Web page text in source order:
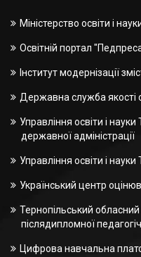
Міністерство освіти і
Освітній портал
Інститут модернізації
Державна служба якості
Управління освіти і
державної адміністрації
Управління освіти і
Український центр
Тернопільський
післядипломної
Цифрова навчальна